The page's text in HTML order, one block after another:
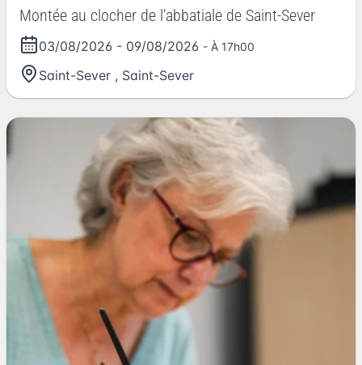
Montée au clocher de l'abbatiale de Saint-Sever
03/08/2026 - 09/08/2026 - À 17h00
Saint-Sever , Saint-Sever